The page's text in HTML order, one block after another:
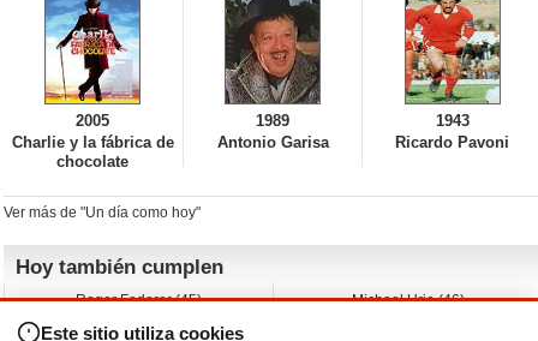
2005
Charlie y la fábrica de
chocolate
1989
Antonio Garisa
1943
Ricardo Pavoni
Ver más de "Un día como hoy"
Hoy también cumplen
Roger Federer (45)
Michael Urie (46)
Este sitio utiliza cookies